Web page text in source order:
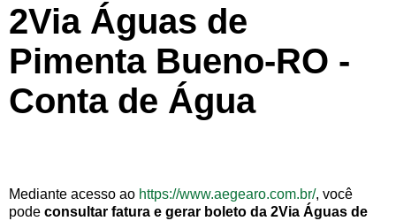
2Via Águas de
Pimenta Bueno-RO -
Conta de Água
Mediante acesso ao https://www.aegearo.com.br/, você
pode consultar fatura e gerar boleto da 2Via Águas de